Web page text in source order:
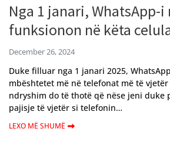
Nga 1 janari, WhatsApp-i
funksionon në këta
December 26, 2024
Duke filluar nga 1 janari 2025,
mbështetet më në telefonat më të
ndryshim do të thotë që nëse jeni duke
pajisje të vjetër si telefonin…
LEXO MË SHUMË